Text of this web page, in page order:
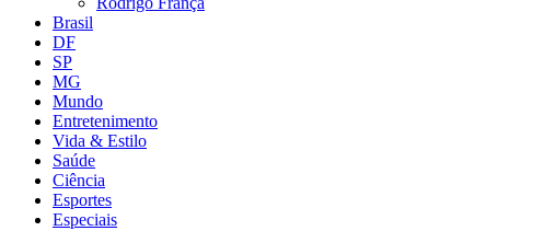
Brasil
DF
SP
MG
Mundo
Entretenimento
Vida & Estilo
Saúde
Ciência
Esportes
Especiais